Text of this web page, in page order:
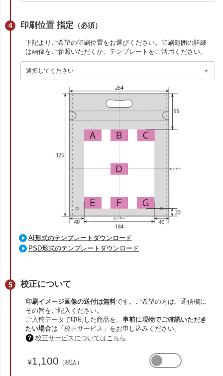
印刷位置 指定 （必須）
下記よりご希望の印刷位置をお選びください。印刷範囲の詳細
は画像をご参照いただくか、テンプレートをご活用ください。
AI形式のテンプレートダウンロード
PSD形式のテンプレートダウンロード
校正について
印刷イメージ画像の送付は無料です。ご希望の方は、通信欄に
その旨をご記入ください。
ご入稿データで印刷した商品を、事前に現物でご確認いただき
たい場合は「校正サービス」をお申し込みください。
校正サービスについてはこちら
¥1,100 （税込）